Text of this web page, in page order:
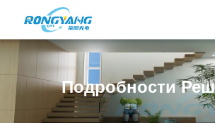
Подробности